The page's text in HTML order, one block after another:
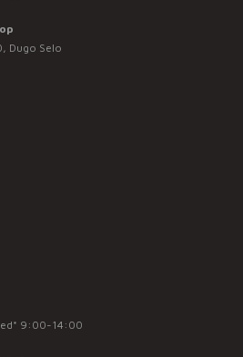
Dugo Selo
9:00-14:00